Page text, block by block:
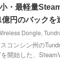
・最軽量
円のバックを
Dongle,
コンシン州の
開始した、